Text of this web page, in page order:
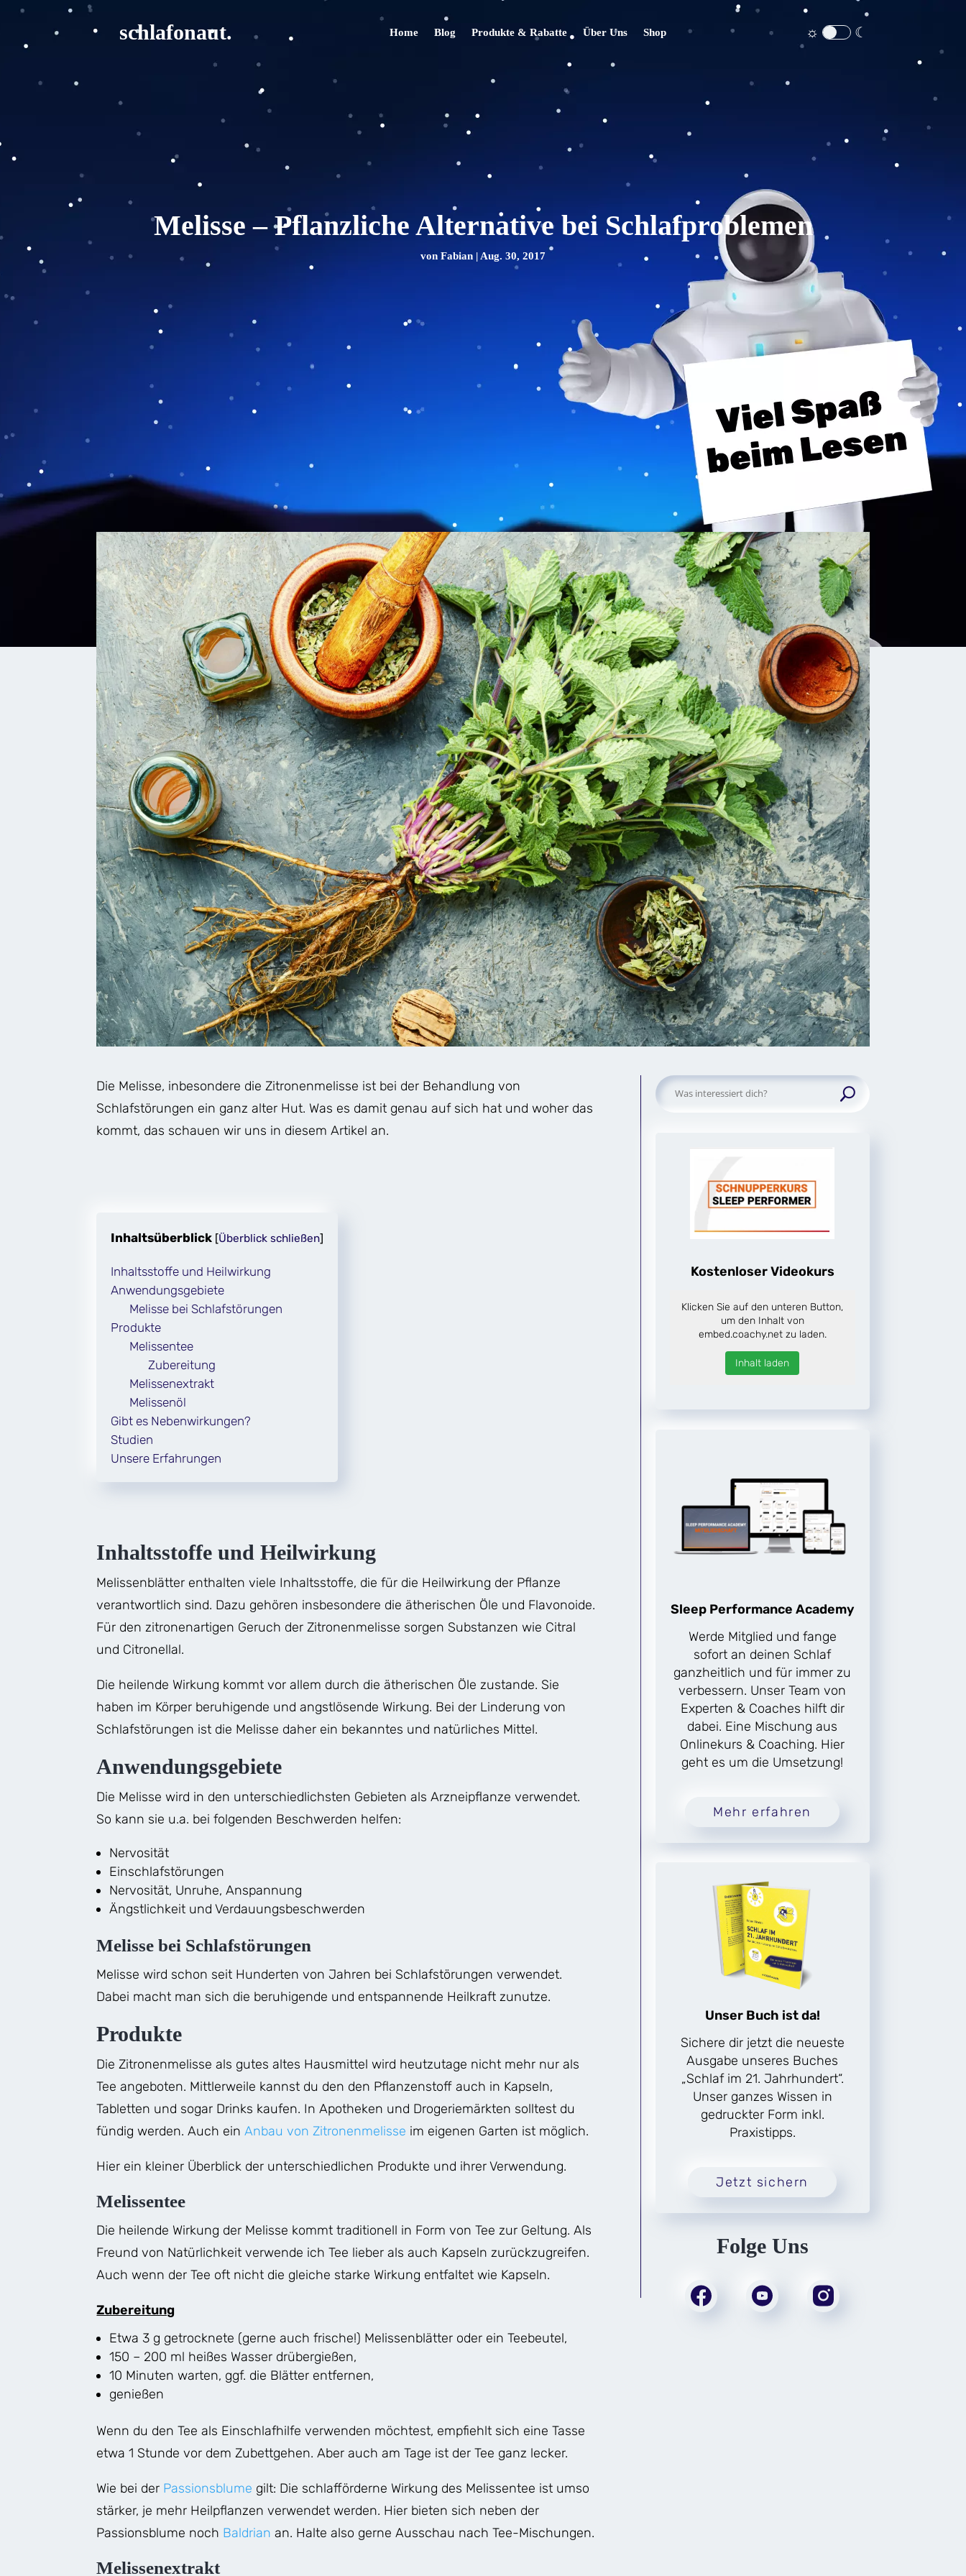
schlafonaut. Home Blog Produkte & Rabatte Über Uns Shop ☼ ☾
Melisse – Pflanzliche Alternative bei Schlafproblemen
von Fabian | Aug. 30, 2017
Die Melisse, inbesondere die Zitronenmelisse ist bei der Behandlung von
Schlafstörungen ein ganz alter Hut. Was es damit genau auf sich hat und woher das
kommt, das schauen wir uns in diesem Artikel an.
Inhaltsüberblick [Überblick schließen]
Inhaltsstoffe und Heilwirkung
Anwendungsgebiete
Melisse bei Schlafstörungen
Produkte
Melissentee
Zubereitung
Melissenextrakt
Melissenöl
Gibt es Nebenwirkungen?
Studien
Unsere Erfahrungen
Inhaltsstoffe und Heilwirkung
Melissenblätter enthalten viele Inhaltsstoffe, die für die Heilwirkung der Pflanze
verantwortlich sind. Dazu gehören insbesondere die ätherischen Öle und Flavonoide.
Für den zitronenartigen Geruch der Zitronenmelisse sorgen Substanzen wie Citral
und Citronellal.
Die heilende Wirkung kommt vor allem durch die ätherischen Öle zustande. Sie
haben im Körper beruhigende und angstlösende Wirkung. Bei der Linderung von
Schlafstörungen ist die Melisse daher ein bekanntes und natürliches Mittel.
Anwendungsgebiete
Die Melisse wird in den unterschiedlichsten Gebieten als Arzneipflanze verwendet.
So kann sie u.a. bei folgenden Beschwerden helfen:
Nervosität
Einschlafstörungen
Nervosität, Unruhe, Anspannung
Ängstlichkeit und Verdauungsbeschwerden
Melisse bei Schlafstörungen
Melisse wird schon seit Hunderten von Jahren bei Schlafstörungen verwendet.
Dabei macht man sich die beruhigende und entspannende Heilkraft zunutze.
Produkte
Die Zitronenmelisse als gutes altes Hausmittel wird heutzutage nicht mehr nur als
Tee angeboten. Mittlerweile kannst du den den Pflanzenstoff auch in Kapseln,
Tabletten und sogar Drinks kaufen. In Apotheken und Drogeriemärkten solltest du
fündig werden. Auch einAnbau von Zitronenmelisse im eigenen Garten ist möglich.
Hier ein kleiner Überblick der unterschiedlichen Produkte und ihrer Verwendung.
Melissentee
Die heilende Wirkung der Melisse kommt traditionell in Form von Tee zur Geltung. Als
Freund von Natürlichkeit verwende ich Tee lieber als auch Kapseln zurückzugreifen.
Auch wenn der Tee oft nicht die gleiche starke Wirkung entfaltet wie Kapseln.
Zubereitung
Etwa 3 g getrocknete (gerne auch frische!) Melissenblätter oder ein Teebeutel,
150 – 200 ml heißes Wasser drübergießen,
10 Minuten warten, ggf. die Blätter entfernen,
genießen
Wenn du den Tee als Einschlafhilfe verwenden möchtest, empfiehlt sich eine Tasse
etwa 1 Stunde vor dem Zubettgehen. Aber auch am Tage ist der Tee ganz lecker.
Wie bei der Passionsblume gilt: Die schlafförderne Wirkung des Melissentee ist umso
stärker, je mehr Heilpflanzen verwendet werden. Hier bieten sich neben der
Passionsblume noch Baldrian an. Halte also gerne Ausschau nach Tee-Mischungen.
Melissenextrakt
Suchen
Kostenloser Videokurs
Klicken Sie auf den unteren Button,
um den Inhalt von
embed.coachy.net zu laden.
Inhalt laden
Sleep Performance Academy
Werde Mitglied und fange
sofort an deinen Schlaf
ganzheitlich und für immer zu
verbessern. Unser Team von
Experten & Coaches hilft dir
dabei. Eine Mischung aus
Onlinekurs & Coaching. Hier
geht es um die Umsetzung!
Mehr erfahren
Unser Buch ist da!
Sichere dir jetzt die neueste
Ausgabe unseres Buches
„Schlaf im 21. Jahrhundert“.
Unser ganzes Wissen in
gedruckter Form inkl.
Praxistipps.
Jetzt sichern
Folge Uns